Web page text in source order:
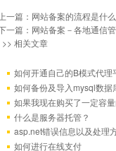
上一篇： 网站备案的流程是什
一篇： 网站备案－各地通信
>> 相关文章
如何开通自己的B模式代理
如何备份及导入mysql数据
如果我现在购买了一定容
什么是服务器托管？
asp.net错误信息以及处理
如何进行在线支付